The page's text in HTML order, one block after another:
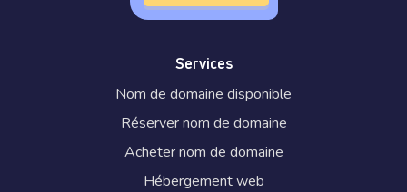
Services
Nom de domaine disponible
Réserver nom de domaine
Acheter nom de domaine
Hébergement web